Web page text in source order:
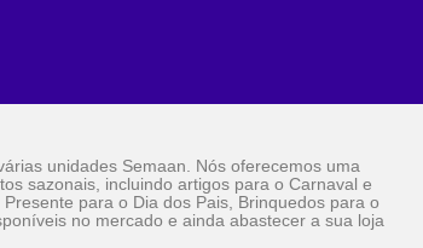
unidades Semaan. Nós oferecemos uma
sazonais, incluindo artigos para o Carnaval e
para o Dia dos Pais, Brinquedos para o
no mercado e ainda abastecer a sua loja